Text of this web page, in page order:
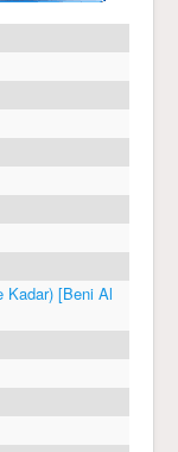
Kadar) [Beni Al